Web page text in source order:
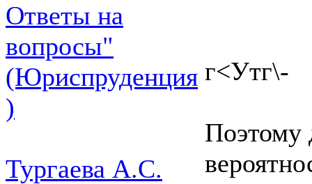
Ответы на
вопросы"
(Юриспруденция
)
Тургаева А.С.
г<Утг\-
Поэтому